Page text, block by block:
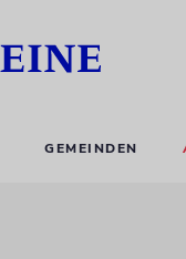
GEMEINDEN